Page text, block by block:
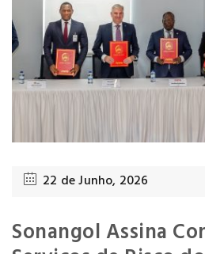
22 de Junho, 2026
Sonangol Assina